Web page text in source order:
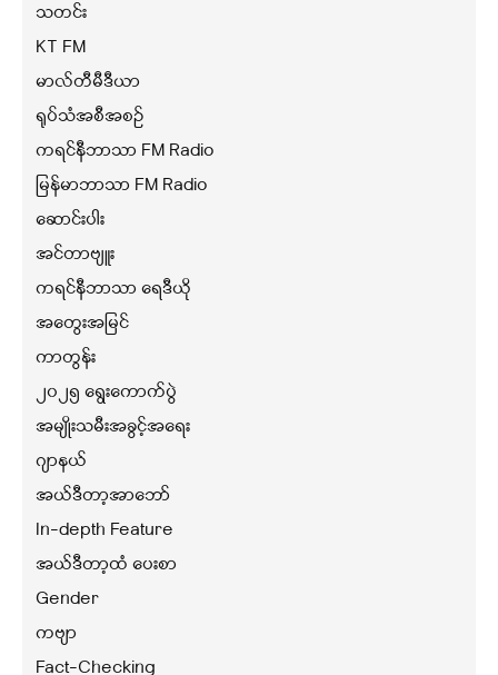
သတင်း
KT FM
မာလ်တီမီဒီယာ
ရုပ်သံအစီအစဉ်
ကရင်နီဘာသာ FM Radio
မြန်မာဘာသာ FM Radio
ဆောင်းပါး
အင်တာဗျူး
ကရင်နီဘာသာ ရေဒီယို
အတွေးအမြင်
ကာတွန်း
၂၀၂၅ ရွေးကောက်ပွဲ
အမျိုးသမီးအခွင့်အရေး
ဂျာနယ်
အယ်ဒီတာ့အာဘော်
In-depth Feature
အယ်ဒီတာ့ထံ ပေးစာ
Gender
ကဗျာ
Fact-Checking